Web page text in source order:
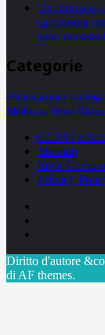
Un farmaco,
carcinoma
seno
Categorie
alimentazione
Medicina News
CCSVI e
Sitemap
Invia
Privacy
Diritto d'autore
di AF themes.